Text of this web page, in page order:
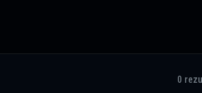
0